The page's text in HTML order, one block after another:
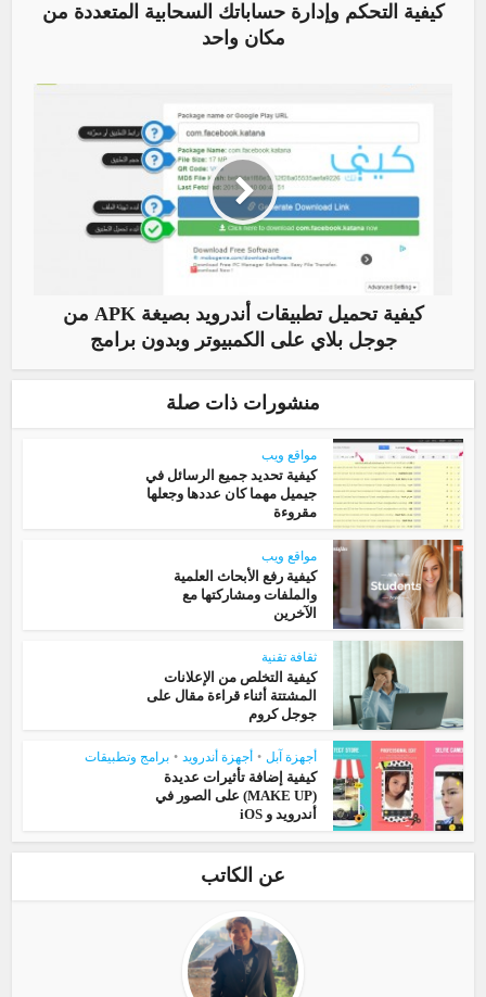
كيفية التحكم وإدارة حساباتك السحابية المتعددة من
مكان واحد
كيفية تحميل تطبيقات أندرويد بصيغة APK من
جوجل بلاي على الكمبيوتر وبدون برامج
منشورات ذات صلة
مواقع ويب
كيفية تحديد جميع الرسائل في
جيميل مهما كان عددها وجعلها
مقروءة
مواقع ويب
كيفية رفع الأبحاث العلمية
والملفات ومشاركتها مع
الآخرين
ثقافة تقنية
كيفية التخلص من الإعلانات
المشتتة أثناء قراءة مقال على
جوجل كروم
أجهزة آبل • أجهزة أندرويد • برامج وتطبيقات
كيفية إضافة تأثيرات عديدة
(MAKE UP) على الصور في
أندرويد و iOS
عن الكاتب